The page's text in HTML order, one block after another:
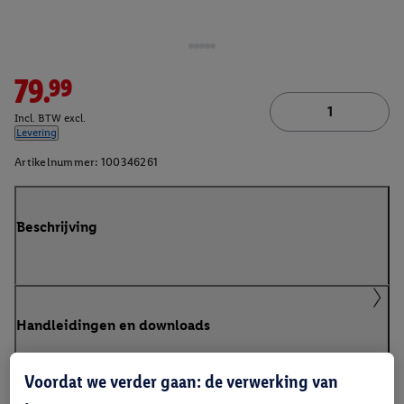
79.99
Incl. BTW excl.
Levering
Artikelnummer: 100346261
Beschrijving
Handleidingen en downloads
Voordat we verder gaan: de verwerking van